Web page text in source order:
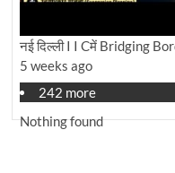
नई दिल्ली I I Cमें Bridging
5 weeks ago
242 more
Nothing found